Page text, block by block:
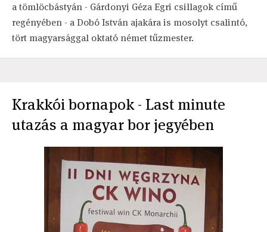
a tömlöcbástyán - Gárdonyi Géza Egri csillagok című
regényében - a Dobó István ajakára is mosolyt csalintó,
tört magyarsággal oktató német tűzmester.
Krakkói bornapok - Last minute
utazás a magyar bor jegyében